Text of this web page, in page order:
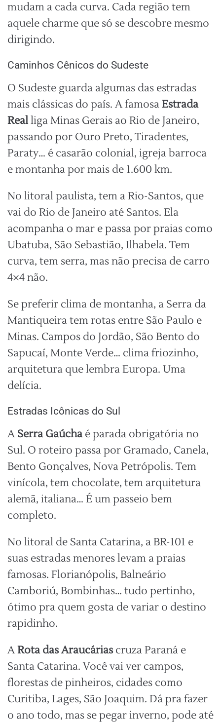
mudam a cada curva. Cada região tem
aquele charme que só se descobre mesmo
dirigindo.
Caminhos Cênicos do Sudeste
O Sudeste guarda algumas das estradas
mais clássicas do país. A famosaEstrada
Realliga Minas Gerais ao Rio de Janeiro,
passando por Ouro Preto, Tiradentes,
Paraty… é casarão colonial, igreja barroca
e montanha por mais de 1.600 km.
No litoral paulista, tem a Rio-Santos, que
vai do Rio de Janeiro até Santos. Ela
acompanha o mar e passa por praias como
Ubatuba, São Sebastião, Ilhabela. Tem
curva, tem serra, mas não precisa de carro
4×4 não.
Se preferir clima de montanha, a Serra da
Mantiqueira tem rotas entre São Paulo e
Minas. Campos do Jordão, São Bento do
Sapucaí, Monte Verde… clima friozinho,
arquitetura que lembra Europa. Uma
delícia.
Estradas Icônicas do Sul
A Serra Gaúchaé parada obrigatória no
Sul. O roteiro passa por Gramado, Canela,
Bento Gonçalves, Nova Petrópolis. Tem
vinícola, tem chocolate, tem arquitetura
alemã, italiana… É um passeio bem
completo.
No litoral de Santa Catarina, a BR-101 e
suas estradas menores levam a praias
famosas. Florianópolis, Balneário
Camboriú, Bombinhas… tudo pertinho,
ótimo pra quem gosta de variar o destino
rapidinho.
ARota das Araucáriascruza Paraná e
Santa Catarina. Você vai ver campos,
florestas de pinheiros, cidades como
Curitiba, Lages, São Joaquim. Dá pra fazer
o ano todo, mas se pegar inverno, pode até